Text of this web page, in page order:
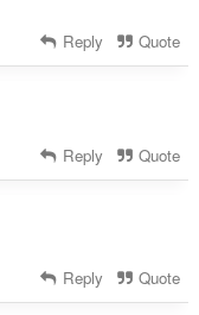
Reply Quote
Reply Quote
Reply Quote